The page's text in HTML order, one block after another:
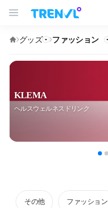
グッズ ファッション
KLEMA
ヘルスウェルネスドリンク
その他 ファッション